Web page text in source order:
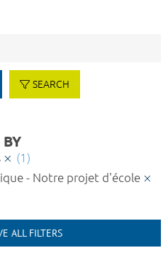
SEARCH
BY
(1)
- Notre projet d'école
ALL FILTERS